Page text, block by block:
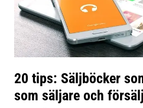
20 tips: Säljböcker
som säljare och